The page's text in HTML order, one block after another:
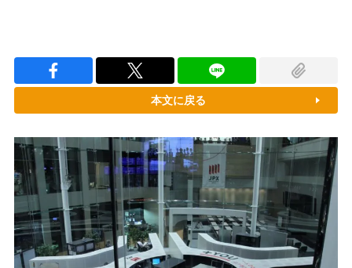
本文に戻る